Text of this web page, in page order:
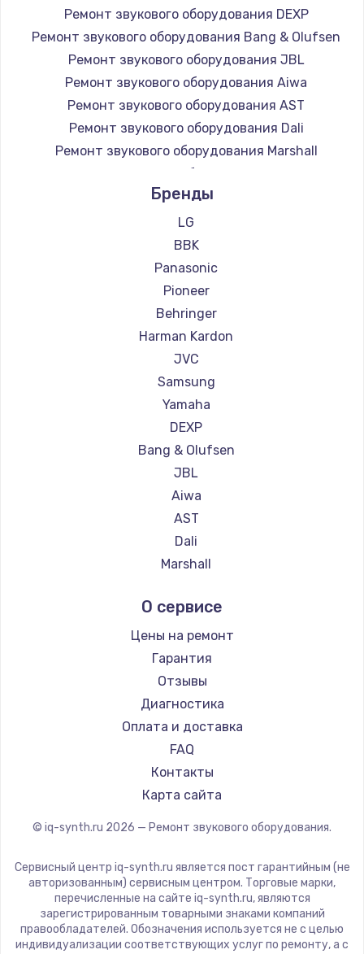
Ремонт звукового оборудования DEXP
Ремонт звукового оборудования Bang & Olufsen
Ремонт звукового оборудования JBL
Ремонт звукового оборудования Aiwa
Ремонт звукового оборудования AST
Ремонт звукового оборудования Dali
Ремонт звукового оборудования Marshall
Ремонт звукового оборудования Supra
Бренды
LG
BBK
Panasonic
Pioneer
Behringer
Harman Kardon
JVC
Samsung
Yamaha
DEXP
Bang & Olufsen
JBL
Aiwa
AST
Dali
Marshall
О сервисе
Цены на ремонт
Гарантия
Отзывы
Диагностика
Оплата и доставка
FAQ
Контакты
Карта сайта
© iq-synth.ru 2026 — Ремонт звукового оборудования.
Сервисный центр iq-synth.ru является пост гарантийным (не
авторизованным) сервисным центром. Торговые марки,
перечисленные на сайте iq-synth.ru, являются
зарегистрированным товарными знаками компаний
правообладателей. Обозначения используется не с целью
индивидуализации соответствующих услуг по ремонту, а с